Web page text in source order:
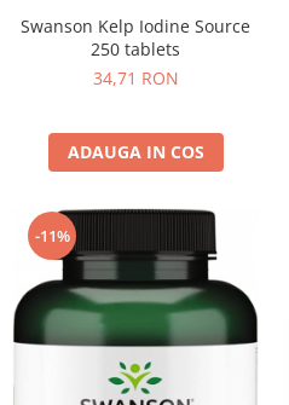
Swanson Kelp Iodine Source
250 tablets
34,71 RON
ADAUGA IN COS
-11%